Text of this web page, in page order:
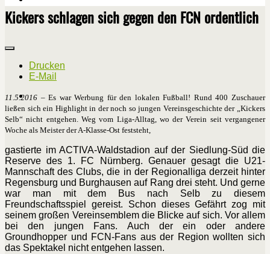
Kickers schlagen sich gegen den FCN ordentlich
Drucken
E-Mail
11.5.2016 – Es war Werbung für den lokalen Fußball! Rund 400 Zuschauer
ließen sich ein Highlight in der noch so jungen Vereinsgeschichte der „Kickers
Selb“ nicht entgehen. Weg vom Liga-Alltag, wo der Verein seit vergangener
Woche als Meister der A-Klasse-Ost feststeht,
gastierte im ACTIVA-Waldstadion auf der Siedlung-Süd die
Reserve des 1. FC Nürnberg. Genauer gesagt die U21-
Mannschaft des Clubs, die in der Regionalliga derzeit hinter
Regensburg und Burghausen auf Rang drei steht. Und gerne
war man mit dem Bus nach Selb zu diesem
Freundschaftsspiel gereist. Schon dieses Gefährt zog mit
seinem großen Vereinsemblem die Blicke auf sich. Vor allem
bei den jungen Fans. Auch der ein oder andere
Groundhopper und FCN-Fans aus der Region wollten sich
das Spektakel nicht entgehen lassen.